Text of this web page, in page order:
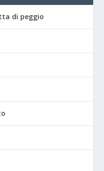
di peggio